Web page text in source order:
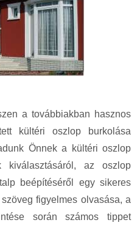
a továbbiakban hasznos
kültéri oszlop burkolása
Önnek a kültéri oszlop
kiválasztásáról, az oszlop
beépítéséről egy sikeres
figyelmes olvasása, a
során számos tippet